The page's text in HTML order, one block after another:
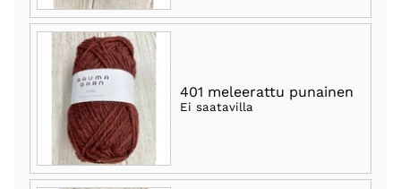
401 meleerattu punainen
Ei saatavilla